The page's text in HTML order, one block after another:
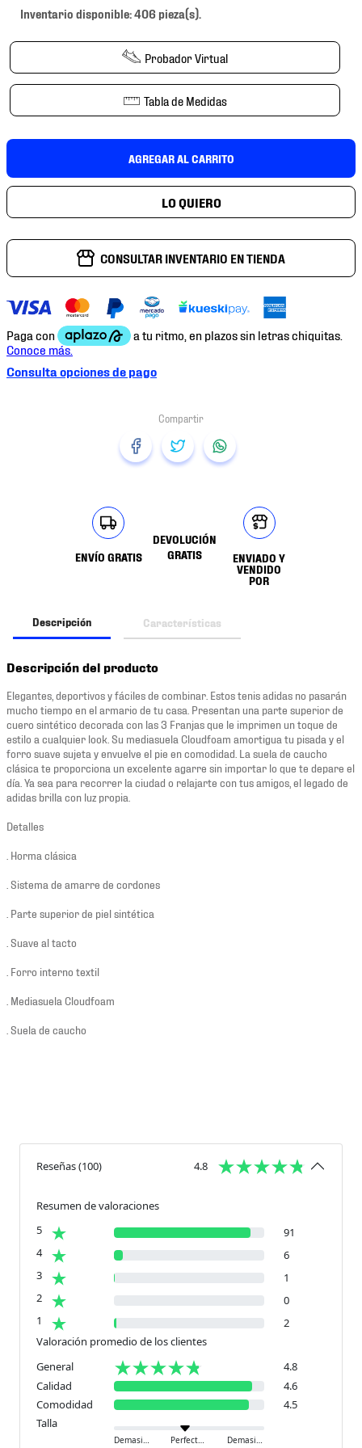
Inventario disponible: 406 pieza(s).
Probador Virtual
Tabla de Medidas
AGREGAR AL CARRITO
CONSULTAR INVENTARIO EN TIENDA
Consulta opciones de pago
ENVÍO GRATIS
DEVOLUCIÓN
GRATIS
ENVIADO Y
VENDIDO
POR
Descripción Características
Descripción del producto
Elegantes, deportivos y fáciles de combinar. Estos tenis adidas no pasarán
mucho tiempo en el armario de tu casa. Presentan una parte superior de
cuero sintético decorada con las 3 Franjas que le imprimen un toque de
estilo a cualquier look. Su mediasuela Cloudfoam amortigua tu pisada y el
forro suave sujeta y envuelve el pie en comodidad. La suela de caucho
clásica te proporciona un excelente agarre sin importar lo que te depare el
día. Ya sea para recorrer la ciudad o relajarte con tus amigos, el legado de
adidas brilla con luz propia.
Detalles
. Horma clásica
. Sistema de amarre de cordones
. Parte superior de piel sintética
. Suave al tacto
. Forro interno textil
. Mediasuela Cloudfoam
. Suela de caucho
Reseñas(100) 4.8
Resumen de valoraciones
5
91
4
6
3
1
2
0
1
2
Valoración promedio de los clientes
General
4.8
Calidad
4.6
Comodidad
4.5
Talla
Demasiado pequeño Perfecto Demasiado grande
7.
chivas